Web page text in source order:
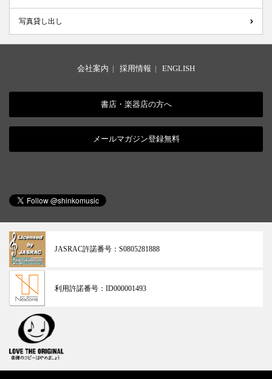
写真貸し出し
会社案内 | 採用情報 | ENGLISH
書店・楽器店の方へ
メールマガジン登録無料
JASRAC許諾番号： S0805281888
利用許諾番号： ID000001493